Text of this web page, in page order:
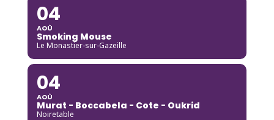
04
AOÛ
Smoking Mouse
Le Monastier-sur-Gazeille
04
AOÛ
Murat - Boccabela - Cote - Oukrid
Noiretable